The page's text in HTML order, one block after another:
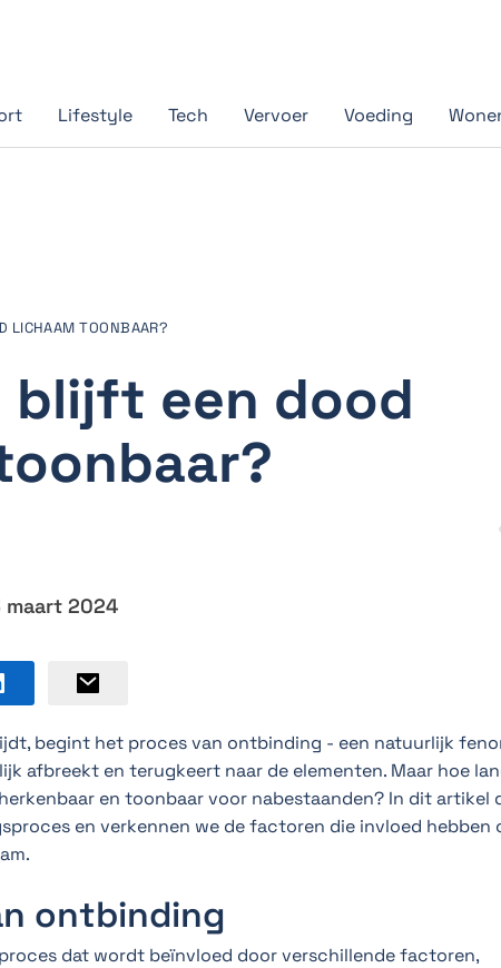
Lifestyle Tech Vervoer Voeding
LICHAAM TOONBAAR?
blijft een dood
maart 2024
begint het proces van ontbinding - een natuurlijk
afbreekt en terugkeert naar de elementen. Maar hoe
en toonbaar voor nabestaanden? In dit artikel
en verkennen we de factoren die invloed hebben
ontbinding
dat wordt beïnvloed door verschillende factoren,